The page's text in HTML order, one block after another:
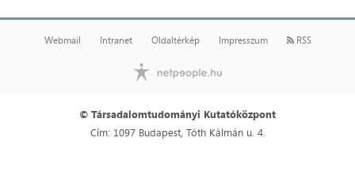
Webmail Intranet Oldaltérkép Impresszum RSS
© Társadalomtudományi Kutatóközpont
Cím: 1097 Budapest, Tóth Kálmán u. 4.